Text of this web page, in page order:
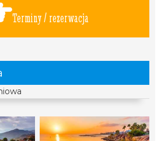
Terminy / rezerwacja